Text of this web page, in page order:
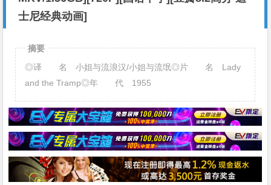
士尼经典动画]
摘要
◎译 名 小姐与流浪汉/小姐与流氓◎片 名 Lady
and the Tramp◎年 代 1955